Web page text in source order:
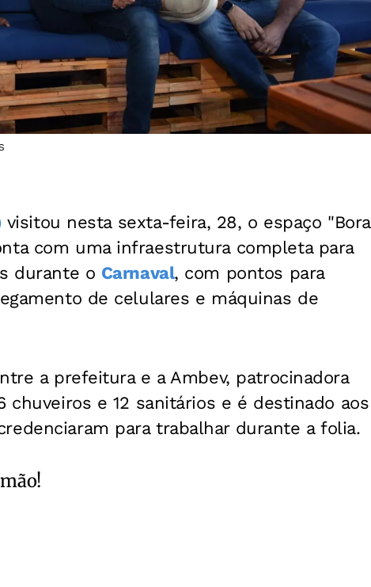
visitou nesta sexta-feira, 28, o espaço "Bora
com uma infraestrutura completa para
durante o Carnaval, com pontos para
de celulares e máquinas de
a prefeitura e a Ambev, patrocinadora
chuveiros e 12 sanitários e é destinado aos
para trabalhar durante a folia.